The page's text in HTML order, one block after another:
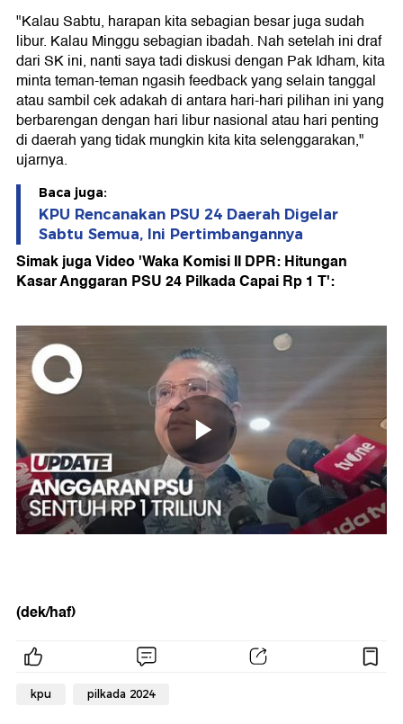
"Kalau Sabtu, harapan kita sebagian besar juga sudah
libur. Kalau Minggu sebagian ibadah. Nah setelah ini draf
dari SK ini, nanti saya tadi diskusi dengan Pak Idham, kita
minta teman-teman ngasih feedback yang selain tanggal
atau sambil cek adakah di antara hari-hari pilihan ini yang
berbarengan dengan hari libur nasional atau hari penting
di daerah yang tidak mungkin kita kita selenggarakan,"
ujarnya.
Baca juga:
KPU Rencanakan PSU 24 Daerah Digelar
Sabtu Semua, Ini Pertimbangannya
Simak juga Video 'Waka Komisi II DPR: Hitungan
Kasar Anggaran PSU 24 Pilkada Capai Rp 1 T':
(dek/haf)
kpu pilkada 2024